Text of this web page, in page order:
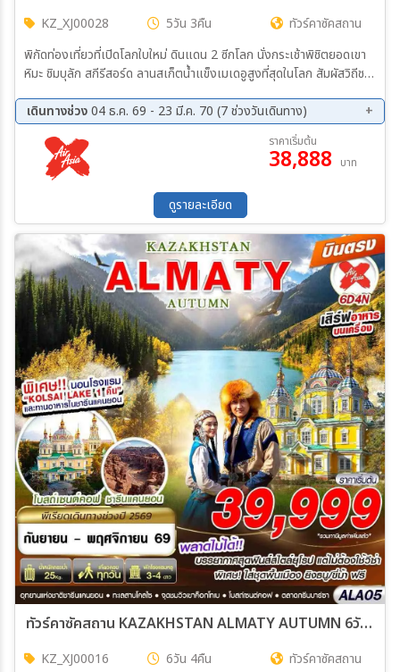
KZ_XJ00028 5วัน 3คืน
ทัวร์คาซัคสถาน
พิกัดท่องเที่ยวที่เปิดโลกใบใหม่ ดินแดน 2 ซีกโลก นั่งกระเช้าพิชิตยอดเขา
หิมะ ชิมบุลัก สกีรีสอร์ด ลานสเก็ตน้ำแข็งเมเดอูสูงที่สุดในโลก สัมผัสวิถีชน
ทหารองกรักษ์ปินษ์ปินฟิลอฟที่ 28 นั่งกระเช้าสู่ยอดเขาค็อกโทเบ สวยจน
ลืมหายใจ อุทยานแห่งชาติชาริน ชารินแคนยอน ทะเลสาบคอลไซ ช้อปปิ้ง
MEGA MALL ย่าน Green Bazaar ร้านช็อกโกแลตราคัต
เดินทางช่วง04 ธ.ค. 69 - 23 มี.ค. 70 (7 ช่วงวันเดินทาง)
04 ธ.ค. 69 - 08 ธ.ค. 69
22 ม.ค. 70 - 26 ม.ค. 70
12 ก.พ. 70 - 16 ก.พ. 70
26 ก.พ. 70 - 02 มี.ค 70
05 มี.ค 70 - 09 มี.ค 70
12 มี.ค 70 - 16 มี.ค 70
ราคาเริ่มต้น
38,888 บาท
ดูรายละเอียด
ทัวร์คาซัคสถาน KAZAKHSTAN ALMATY AUTUMN 6วัน 4คืน (XJ)
KZ_XJ00016 6วัน 4คืน
ทัวร์คาซัคสถาน